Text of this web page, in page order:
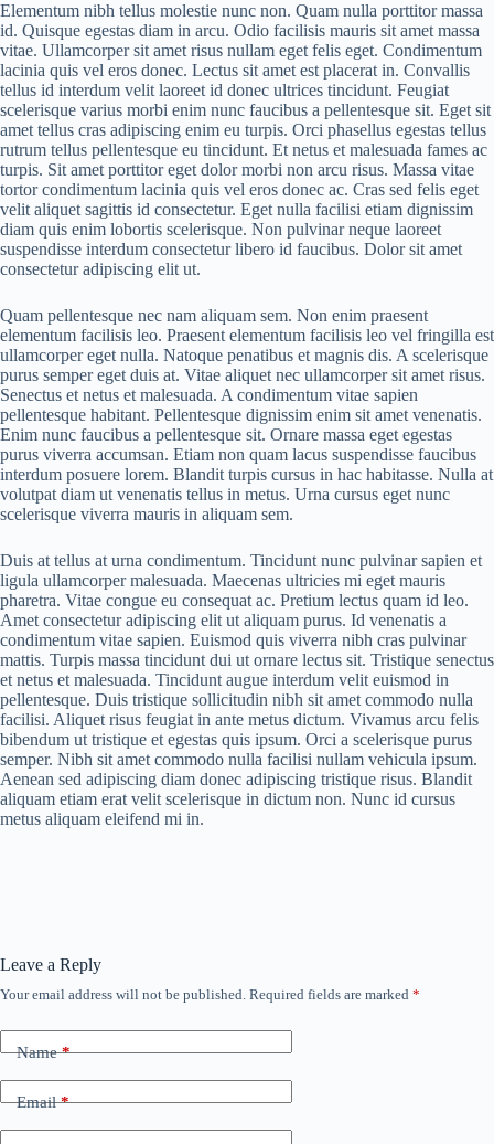
Elementum nibh tellus molestie nunc non. Quam nulla porttitor massa
id. Quisque egestas diam in arcu. Odio facilisis mauris sit amet massa
vitae. Ullamcorper sit amet risus nullam eget felis eget. Condimentum
lacinia quis vel eros donec. Lectus sit amet est placerat in. Convallis
tellus id interdum velit laoreet id donec ultrices tincidunt. Feugiat
scelerisque varius morbi enim nunc faucibus a pellentesque sit. Eget sit
amet tellus cras adipiscing enim eu turpis. Orci phasellus egestas tellus
rutrum tellus pellentesque eu tincidunt. Et netus et malesuada fames ac
turpis. Sit amet porttitor eget dolor morbi non arcu risus. Massa vitae
tortor condimentum lacinia quis vel eros donec ac. Cras sed felis eget
velit aliquet sagittis id consectetur. Eget nulla facilisi etiam dignissim
diam quis enim lobortis scelerisque. Non pulvinar neque laoreet
suspendisse interdum consectetur libero id faucibus. Dolor sit amet
consectetur adipiscing elit ut.
Quam pellentesque nec nam aliquam sem. Non enim praesent
elementum facilisis leo. Praesent elementum facilisis leo vel fringilla est
ullamcorper eget nulla. Natoque penatibus et magnis dis. A scelerisque
purus semper eget duis at. Vitae aliquet nec ullamcorper sit amet risus.
Senectus et netus et malesuada. A condimentum vitae sapien
pellentesque habitant. Pellentesque dignissim enim sit amet venenatis.
Enim nunc faucibus a pellentesque sit. Ornare massa eget egestas
purus viverra accumsan. Etiam non quam lacus suspendisse faucibus
interdum posuere lorem. Blandit turpis cursus in hac habitasse. Nulla at
volutpat diam ut venenatis tellus in metus. Urna cursus eget nunc
scelerisque viverra mauris in aliquam sem.
Duis at tellus at urna condimentum. Tincidunt nunc pulvinar sapien et
ligula ullamcorper malesuada. Maecenas ultricies mi eget mauris
pharetra. Vitae congue eu consequat ac. Pretium lectus quam id leo.
Amet consectetur adipiscing elit ut aliquam purus. Id venenatis a
condimentum vitae sapien. Euismod quis viverra nibh cras pulvinar
mattis. Turpis massa tincidunt dui ut ornare lectus sit. Tristique senectus
et netus et malesuada. Tincidunt augue interdum velit euismod in
pellentesque. Duis tristique sollicitudin nibh sit amet commodo nulla
facilisi. Aliquet risus feugiat in ante metus dictum. Vivamus arcu felis
bibendum ut tristique et egestas quis ipsum. Orci a scelerisque purus
semper. Nibh sit amet commodo nulla facilisi nullam vehicula ipsum.
Aenean sed adipiscing diam donec adipiscing tristique risus. Blandit
aliquam etiam erat velit scelerisque in dictum non. Nunc id cursus
metus aliquam eleifend mi in.
Leave a Reply
Your email address will not be published. Required fields are marked *
Name*
Email*